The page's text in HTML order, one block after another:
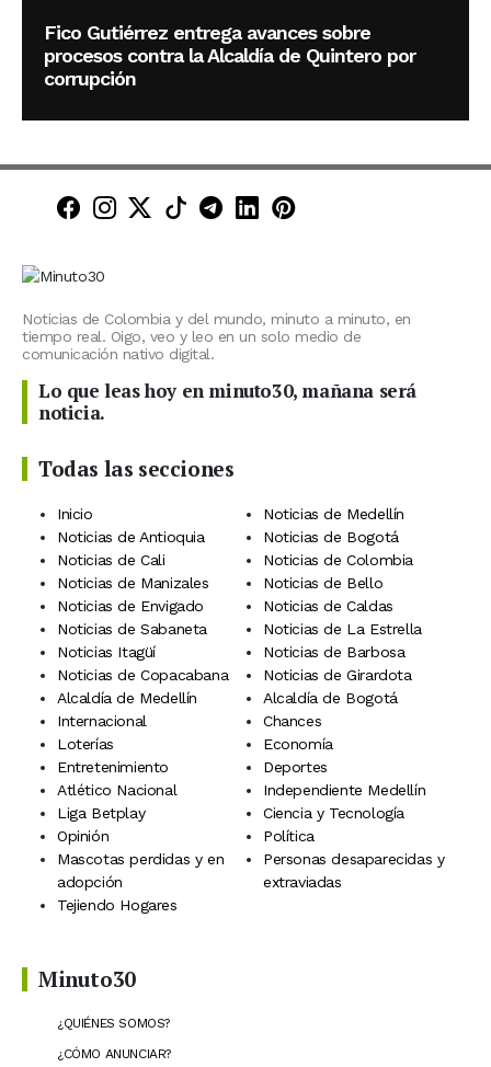
Fico Gutiérrez entrega avances sobre
procesos contra la Alcaldía de Quintero por
corrupción
Minuto30 en Facebook
Minuto30 en Instagram
Minuto30 en X (Twitter)
Minuto30 en TikTok
Canal de Minuto30 en
Minuto30 en LinkedIn
Minuto30 en
Noticias de Colombia y del mundo, minuto a minuto, en
tiempo real. Oigo, veo y leo en un solo medio de
comunicación nativo digital.
Lo que leas hoy en minuto30, mañana será
noticia.
Todas las secciones
Inicio
Noticias de Medellín
Noticias de Antioquia
Noticias de Bogotá
Noticias de Cali
Noticias de Colombia
Noticias de Manizales
Noticias de Bello
Noticias de Envigado
Noticias de Caldas
Noticias de Sabaneta
Noticias de La Estrella
Noticias Itagüí
Noticias de Barbosa
Noticias de Copacabana
Noticias de Girardota
Alcaldía de Medellín
Alcaldía de Bogotá
Internacional
Chances
Loterías
Economía
Entretenimiento
Deportes
Atlético Nacional
Independiente Medellín
Liga Betplay
Ciencia y Tecnología
Opinión
Política
Mascotas perdidas y en
adopción
Personas desaparecidas y
extraviadas
Tejiendo Hogares
Minuto30
¿QUIÉNES SOMOS?
¿CÓMO ANUNCIAR?